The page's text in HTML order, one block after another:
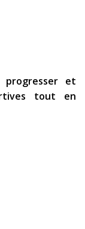
progresser et
tout en